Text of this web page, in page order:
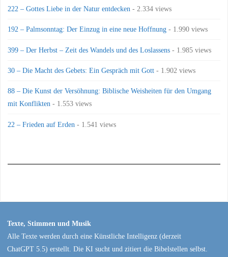
222 – Gottes Liebe in der Natur entdecken - 2.334 views
192 – Palmsonntag: Der Einzug in eine neue Hoffnung - 1.990 views
399 – Der Herbst – Zeit des Wandels und des Loslassens - 1.985 views
30 – Die Macht des Gebets: Ein Gespräch mit Gott - 1.902 views
88 – Die Kunst der Versöhnung: Biblische Weisheiten für den Umgang
mit Konflikten - 1.553 views
22 – Frieden auf Erden - 1.541 views
Texte, Stimmen und Musik
Alle Texte werden durch eine Künstliche Intelligenz (derzeit
ChatGPT 5.5) erstellt. Die KI sucht und zitiert die Bibelstellen selbst.